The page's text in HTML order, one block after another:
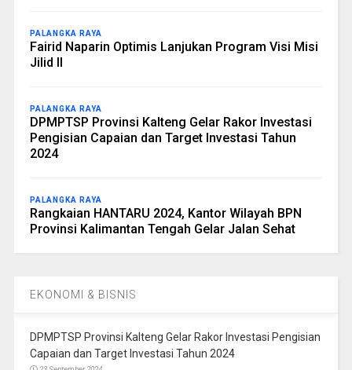
PALANGKA RAYA
Fairid Naparin Optimis Lanjukan Program Visi Misi
Jilid II
PALANGKA RAYA
DPMPTSP Provinsi Kalteng Gelar Rakor Investasi
Pengisian Capaian dan Target Investasi Tahun
2024
PALANGKA RAYA
Rangkaian HANTARU 2024, Kantor Wilayah BPN
Provinsi Kalimantan Tengah Gelar Jalan Sehat
EKONOMI & BISNIS
DPMPTSP Provinsi Kalteng Gelar Rakor Investasi Pengisian
Capaian dan Target Investasi Tahun 2024